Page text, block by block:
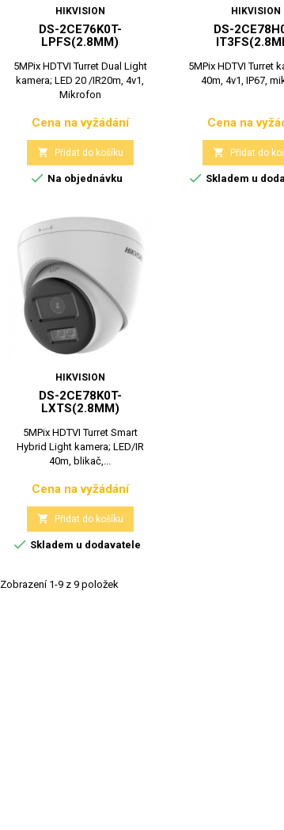
HIKVISION
DS-2CE76K0T-
LPFS(2.8MM)
5MPix HDTVI Turret Dual Light
kamera; LED 20 /IR20m, 4v1,
Mikrofon
Cena
Cena na vyžádání
 Přidat do košíku
 Na objednávku
HIKVISION
DS-
5MPix HDTVI Turret
40m, 4v1, IP67,
Cena
Cena na
 Přidat do
 Skladem u
HIKVISION
DS-2CE78K0T-
LXTS(2.8MM)
5MPix HDTVI Turret Smart
Hybrid Light kamera; LED/IR
40m, blikač,...
Cena
Cena na vyžádání
 Přidat do košíku
 Skladem u dodavatele
Zobrazení 1-9 z 9 položek